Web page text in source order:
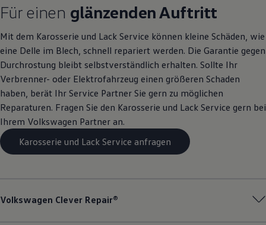
Für einen glänzenden Auftritt
Mit dem Karosserie und Lack Service können kleine Schäden, wie
eine Delle im Blech, schnell repariert werden. Die Garantie gegen
Durchrostung bleibt selbstverständlich erhalten. Sollte Ihr
Verbrenner- oder Elektrofahrzeug einen größeren Schaden
haben, berät Ihr Service Partner Sie gern zu möglichen
Reparaturen. Fragen Sie den Karosserie und Lack Service gern bei
Ihrem Volkswagen Partner an.
Karosserie und Lack Service anfragen
Volkswagen Clever Repair®